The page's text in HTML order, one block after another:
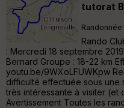
tutorat
Rando
: Mercredi 18 septembre
Bernard Groupe : 18-22 km
youtu.be/9WXoLFUWKpw
difficulté effectuée sous une
très intéressante à visiter (et
Avertissement Toutes les